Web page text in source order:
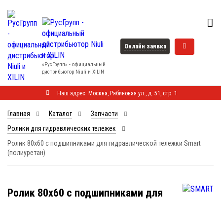
«РусГрупп» - официальный
диcтрибьютор Niuli и XILIN
Онлайн заявка
Наш адрес: Москва, Рябиновая ул., д. 51, стр. 1
Главная Каталог
Запчасти
Ролики для гидравлических тележек
Ролик 80x60 с подшипниками для гидравлической тележки Smart
(полиуретан)
Ролик 80x60 с подшипниками для